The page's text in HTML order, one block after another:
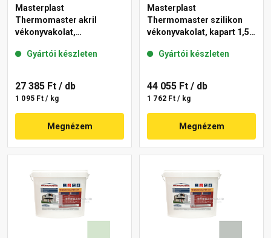
Masterplast
Thermomaster akril
vékonyvakolat,
43-E 25 kg
Gyártói készleten
27 385 Ft / db
1 095 Ft / kg
Megnézem
Masterplast
Thermomaster szilikon
vékonyvakolat, kapart 1,5
Gyártói készleten
44 055 Ft / db
1 762 Ft / kg
Megnézem